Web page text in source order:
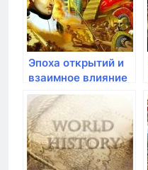
Эпоха открытий и
взаимное влияние
мировых культур